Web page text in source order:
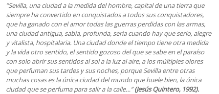
“Sevilla, una ciudad a la medida del hombre, capital de una tierra que
siempre ha convertido en conquistados a todos sus conquistadores,
que ha ganado con el amor todas las guerras perdidas con las armas,
una ciudad antigua, sabia, profunda, seria cuando hay que serlo, alegre
y vitalista, hospitalaria. Una ciudad donde el tiempo tiene otra medida
y la vida otro sentido, el sentido gozoso del que se sabe en el paraíso
con solo abrir sus sentidos al sol a la luz al aire, a los múltiples olores
que perfuman sus tardes y sus noches, porque Sevilla entre otras
muchas cosas es la única ciudad del mundo que huele bien, la única
ciudad que se perfuma para salir a la calle…” (Jesús Quintero, 1992).